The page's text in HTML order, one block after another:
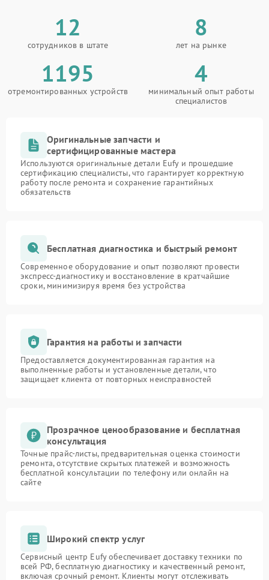
12
сотрудников в штате
8
лет на рынке
1195
отремонтированных устройств
4
минимальный опыт работы
специалистов
Оригинальные запчасти и
сертифицированные мастера
Используются оригинальные детали Eufy и прошедшие
сертификацию специалисты, что гарантирует корректную
работу после ремонта и сохранение гарантийных
обязательств
Бесплатная диагностика и быстрый ремонт
Современное оборудование и опыт позволяют провести
экспресс-диагностику и восстановление в кратчайшие
сроки, минимизируя время без устройства
Гарантия на работы и запчасти
Предоставляется документированная гарантия на
выполненные работы и установленные детали, что
защищает клиента от повторных неисправностей
Прозрачное ценообразование и бесплатная
консультация
Точные прайс-листы, предварительная оценка стоимости
ремонта, отсутствие скрытых платежей и возможность
бесплатной консультации по телефону или онлайн на
сайте
Широкий спектр услуг
Сервисный центр Eufy обеспечивает доставку техники по
всей РФ, бесплатную диагностику и качественный ремонт,
включая срочный ремонт. Клиенты могут отслеживать